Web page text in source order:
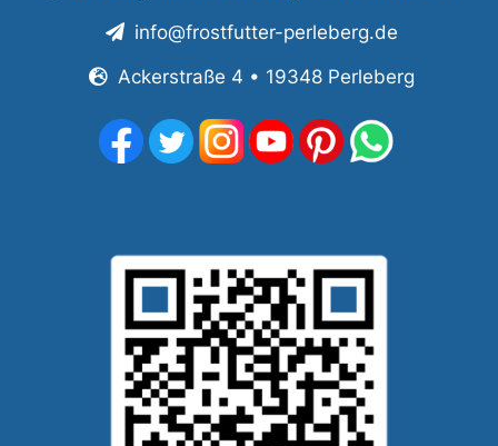
info@frostfutter-perleberg.de
Ackerstraße 4 • 19348 Perleberg